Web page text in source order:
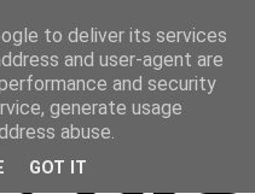
to deliver its services
and user-agent are
and security
generate usage
abuse.
GOT IT